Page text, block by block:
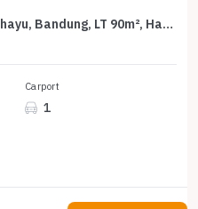
Rumah Nyaman di Area Margahayu, Bandung, LT 90m², Harga 499 Juta
Carport
1